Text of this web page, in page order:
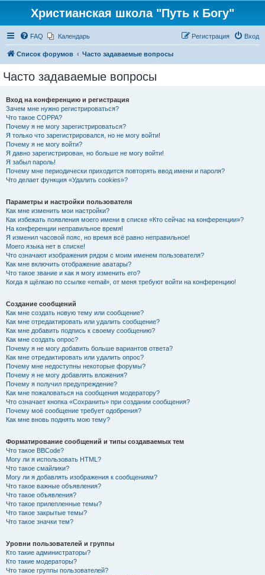
Христианская школа "Путь к Богу"
FAQ Календарь Вход
Регистрация
Список форумов Часто задаваемые вопросы
Часто задаваемые вопросы
Вход на конференцию и регистрация
Зачем мне нужно регистрироваться?
Что такое COPPA?
Почему я не могу зарегистрироваться?
Я только что зарегистрировался, но не могу войти!
Почему я не могу войти?
Я давно зарегистрирован, но больше не могу войти!
Я забыл пароль!
Почему мне периодически приходится повторять ввод имени и пароля?
Что делает функция «Удалить cookies»?
Параметры и настройки пользователя
Как мне изменить мои настройки?
Как избежать появления моего имени в списке «Кто сейчас на конференции»?
На конференции неправильное время!
Я изменил часовой пояс, но время всё равно неправильное!
Моего языка нет в списке!
Что означают изображения рядом с моим именем пользователя?
Как мне включить отображение аватары?
Что такое звание и как я могу изменить его?
Когда я щёлкаю по ссылке «email», от меня требуют войти на конференцию!
Создание сообщений
Как мне создать новую тему или сообщение?
Как мне отредактировать или удалить сообщение?
Как мне добавить подпись к своему сообщению?
Как мне создать опрос?
Почему я не могу добавить больше вариантов ответа?
Как мне отредактировать или удалить опрос?
Почему мне недоступны некоторые форумы?
Почему я не могу добавлять вложения?
Почему я получил предупреждение?
Как мне пожаловаться на сообщения модератору?
Что означает кнопка «Сохранить» при создании сообщения?
Почему моё сообщение требует одобрения?
Как мне вновь поднять мою тему?
Форматирование сообщений и типы создаваемых тем
Что такое BBCode?
Могу ли я использовать HTML?
Что такое смайлики?
Могу ли я добавлять изображения к сообщениям?
Что такое важные объявления?
Что такое объявления?
Что такое прилепленные темы?
Что такое закрытые темы?
Что такое значки тем?
Уровни пользователей и группы
Кто такие администраторы?
Кто такие модераторы?
Что такое группы пользователей?